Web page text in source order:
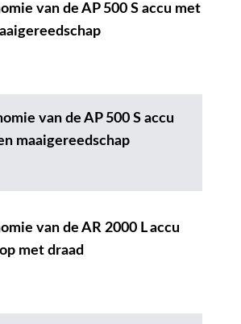
van de AP 500 S accu met
van de AP 500 S accu
maaigereedschap
van de AR 2000 L accu
met draad